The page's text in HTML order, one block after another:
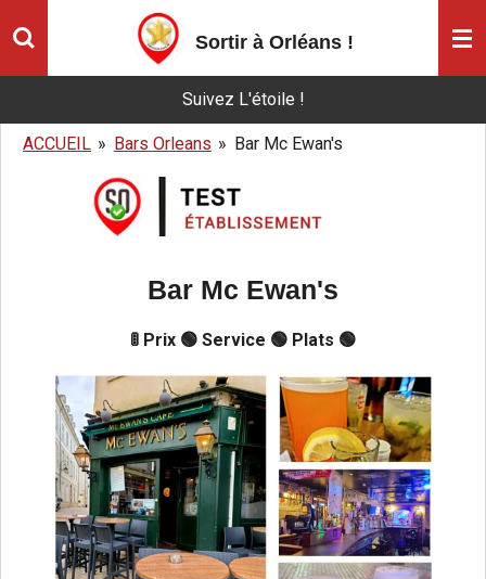
Passer
Sortir à Orléans !
Suivez L'étoile !
ACCUEIL » Bars Orleans » Bar Mc Ewan's
Bar Mc Ewan's
🚦 Prix 🟢 Service 🟢 Plats 🟢